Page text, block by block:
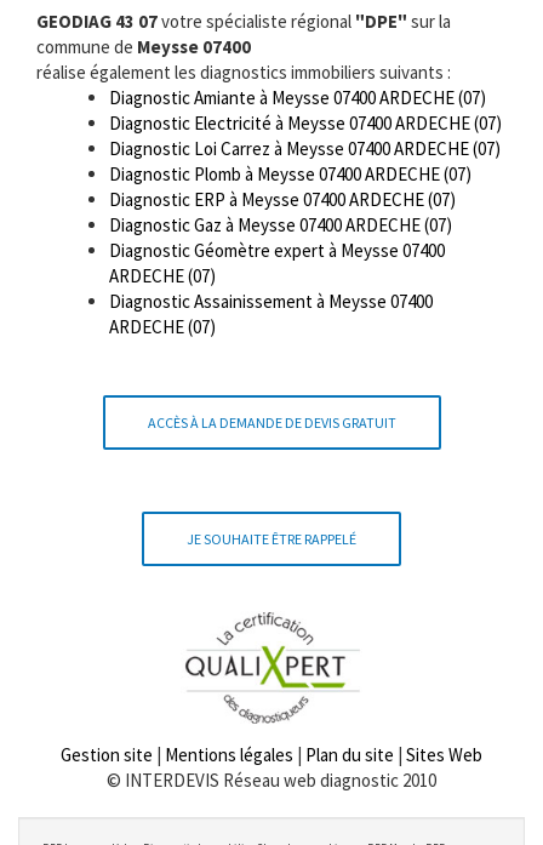
GEODIAG 43 07votre spécialiste régional "DPE" sur la
commune de Meysse 07400
réalise également les diagnostics immobiliers suivants :
Diagnostic Amiante à Meysse 07400 ARDECHE (07)
Diagnostic Electricité à Meysse 07400 ARDECHE (07)
Diagnostic Loi Carrez à Meysse 07400 ARDECHE (07)
Diagnostic Plomb à Meysse 07400 ARDECHE (07)
Diagnostic ERP à Meysse 07400 ARDECHE (07)
Diagnostic Gaz à Meysse 07400 ARDECHE (07)
Diagnostic Géomètre expert à Meysse 07400
ARDECHE (07)
Diagnostic Assainissement à Meysse 07400
ARDECHE (07)
ACCÈS À LA DEMANDE DE DEVIS GRATUIT
JE SOUHAITE ÊTRE RAPPELÉ
Gestion site | Mentions légales | Plan du site | Sites Web
© INTERDEVIS Réseau web diagnostic 2010